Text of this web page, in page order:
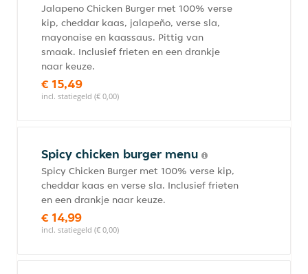
Jalapeno Chicken Burger met 100% verse
kip, cheddar kaas, jalapeño, verse sla,
mayonaise en kaassaus. Pittig van
smaak. Inclusief frieten en een drankje
naar keuze.
€ 15,49
incl. statiegeld (€ 0,00)
Spicy chicken burger menu
Spicy Chicken Burger met 100% verse kip,
cheddar kaas en verse sla. Inclusief frieten
en een drankje naar keuze.
€ 14,99
incl. statiegeld (€ 0,00)